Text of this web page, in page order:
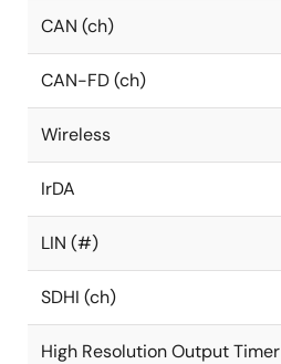
CAN (ch)
CAN-FD (ch)
Wireless
IrDA
LIN (#)
SDHI (ch)
High Resolution Output Timer